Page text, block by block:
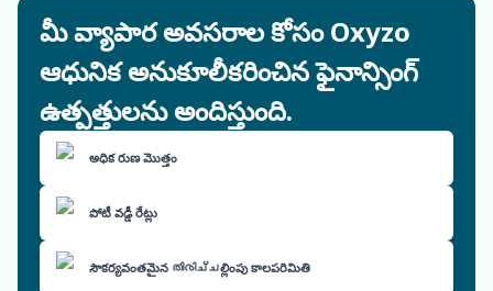
మీ వ్యాపార అవసరాల కోసం Oxyzo
ఆధునిక అనుకూలీకరించిన ఫైనాన్సింగ్
ఉత్పత్తులను అందిస్తుంది.
అధిక రుణ మొత్తం
పోటీ వడ్డీ రేట్లు
సౌకర్యవంతమైన തിരിച്ചల్లింపు కాలపరిమితి